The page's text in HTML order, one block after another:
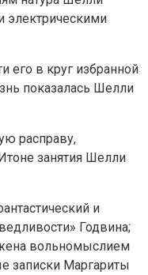
электрическими
его в круг избранной
показалась Шелли
расправу,
занятия Шелли
и
Годвина;
вольномыслием
записки Маргариты